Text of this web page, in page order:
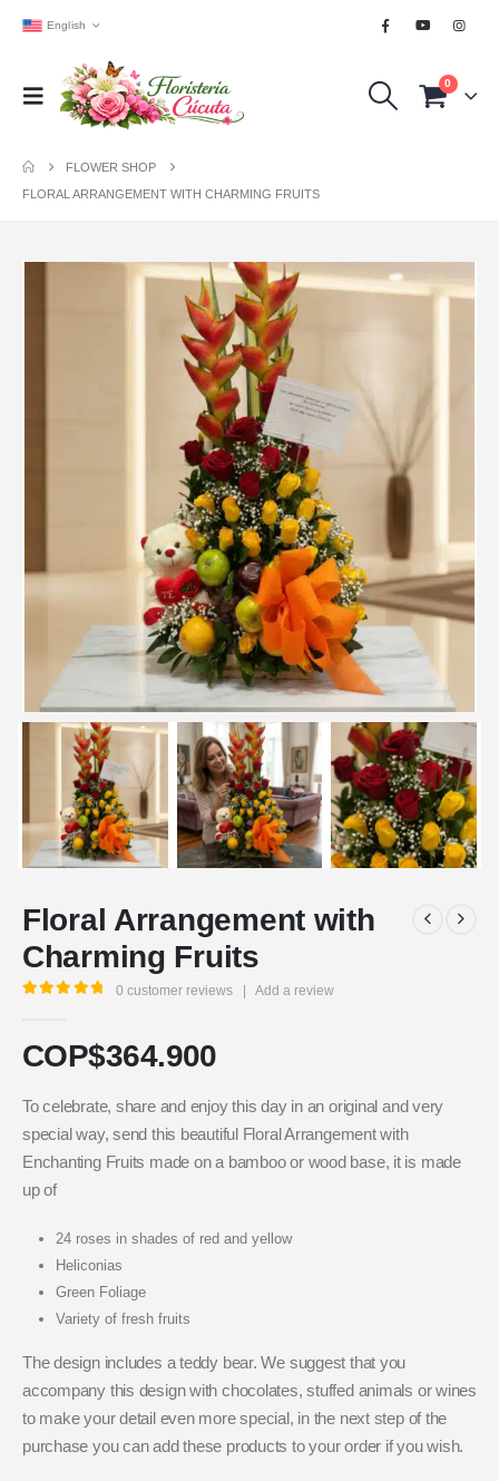
English
0
FLOWER SHOP
FLORAL ARRANGEMENT WITH CHARMING FRUITS
Floral Arrangement with
Charming Fruits
0 customer reviews | Add a review
COP$364.900
To celebrate, share and enjoy this day in an original and very
special way, send this beautiful Floral Arrangement with
Enchanting Fruits made on a bamboo or wood base, it is made
up of
24 roses in shades of red and yellow
Heliconias
Green Foliage
Variety of fresh fruits
The design includes a teddy bear. We suggest that you
accompany this design with chocolates, stuffed animals or wines
to make your detail even more special, in the next step of the
purchase you can add these products to your order if you wish.